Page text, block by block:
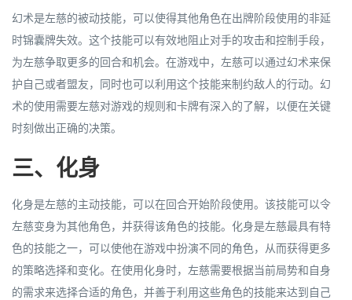
幻术是左慈的被动技能，可以使得其他角色在出牌阶段使用的非延
时锦囊牌失效。这个技能可以有效地阻止对手的攻击和控制手段，
为左慈争取更多的回合和机会。在游戏中，左慈可以通过幻术来保
护自己或者盟友，同时也可以利用这个技能来制约敌人的行动。幻
术的使用需要左慈对游戏的规则和卡牌有深入的了解，以便在关键
时刻做出正确的决策。
三、化身
化身是左慈的主动技能，可以在回合开始阶段使用。该技能可以令
左慈变身为其他角色，并获得该角色的技能。化身是左慈最具有特
色的技能之一，可以使他在游戏中扮演不同的角色，从而获得更多
的策略选择和变化。在使用化身时，左慈需要根据当前局势和自身
的需求来选择合适的角色，并善于利用这些角色的技能来达到自己